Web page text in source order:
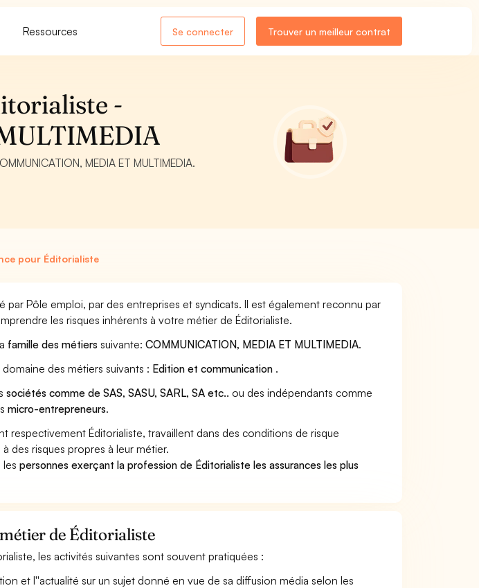
Ressources Se connecter Trouver un meilleur contrat
-
MEDIA ET MULTIMEDIA.
pour Éditorialiste
par Pôle emploi, par des entreprises et syndicats. Il est également reconnu par
les risques inhérents à votre métier de Éditorialiste.
famille des métiers suivante:COMMUNICATION, MEDIA ET MULTIMEDIA.
des métiers suivants : Edition et communication .
sociétés comme de SAS, SASU, SARL, SA etc.. ou des indépendants comme
micro-entrepreneurs.
respectivement Éditorialiste, travaillent dans des conditions de risque
des risques propres à leur métier.
lespersonnes exerçant la profession de Éditorialiste les assurances les plus
de Éditorialiste
les activités suivantes sont souvent pratiquées :
et l''actualité sur un sujet donné en vue de sa diffusion média selon les